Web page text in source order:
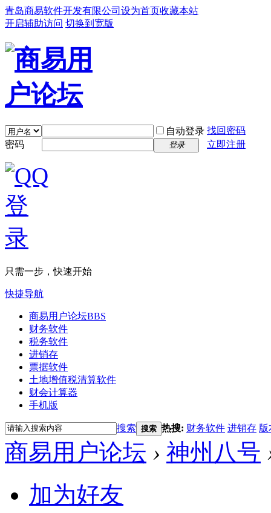
青岛商易软件开发有限公司 设为首页收藏本站
开启辅助访问 切换到宽版
自动登录 找回密码
密码
登录 立即注册
只需一步，快速开始
快捷导航
商易用户论坛BBS
财务软件
税务软件
进销存
票据软件
土地增值税清算软件
财会计算器
手机版
搜索 搜索 热搜: 财务软件 进销存 版
商易用户论坛 › 神州八号
加为好友